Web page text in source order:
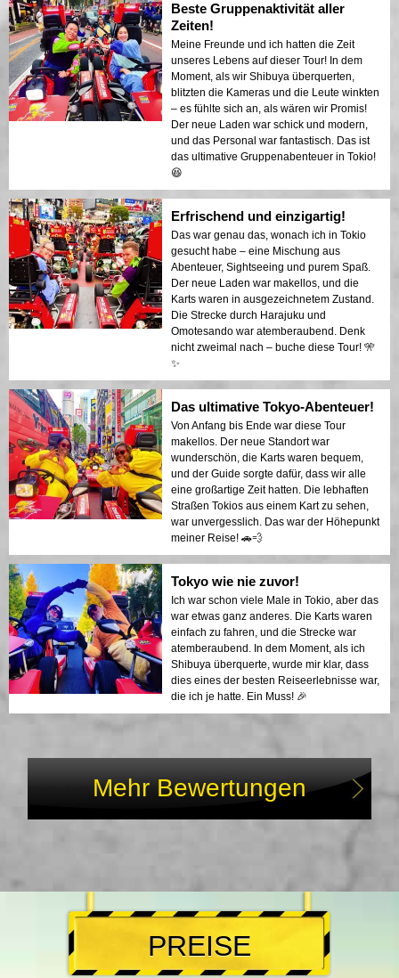
Beste Gruppenaktivität aller
Zeiten!
Meine Freunde und ich hatten die Zeit
unseres Lebens auf dieser Tour! In dem
Moment, als wir Shibuya überquerten,
blitzten die Kameras und die Leute winkten
– es fühlte sich an, als wären wir Promis!
Der neue Laden war schick und modern,
und das Personal war fantastisch. Das ist
das ultimative Gruppenabenteuer in Tokio!
😆
Erfrischend und einzigartig!
Das war genau das, wonach ich in Tokio
gesucht habe – eine Mischung aus
Abenteuer, Sightseeing und purem Spaß.
Der neue Laden war makellos, und die
Karts waren in ausgezeichnetem Zustand.
Die Strecke durch Harajuku und
Omotesando war atemberaubend. Denk
nicht zweimal nach – buche diese Tour! 🎌
✨
Das ultimative Tokyo-Abenteuer!
Von Anfang bis Ende war diese Tour
makellos. Der neue Standort war
wunderschön, die Karts waren bequem,
und der Guide sorgte dafür, dass wir alle
eine großartige Zeit hatten. Die lebhaften
Straßen Tokios aus einem Kart zu sehen,
war unvergesslich. Das war der Höhepunkt
meiner Reise! 🚗💨
Tokyo wie nie zuvor!
Ich war schon viele Male in Tokio, aber das
war etwas ganz anderes. Die Karts waren
einfach zu fahren, und die Strecke war
atemberaubend. In dem Moment, als ich
Shibuya überquerte, wurde mir klar, dass
dies eines der besten Reiseerlebnisse war,
die ich je hatte. Ein Muss! 🎉
Mehr Bewertungen
PREISE